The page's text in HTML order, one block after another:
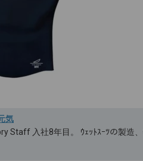
気
Staff 入社8年目。 ｳｪｯﾄｽｰﾂの製造